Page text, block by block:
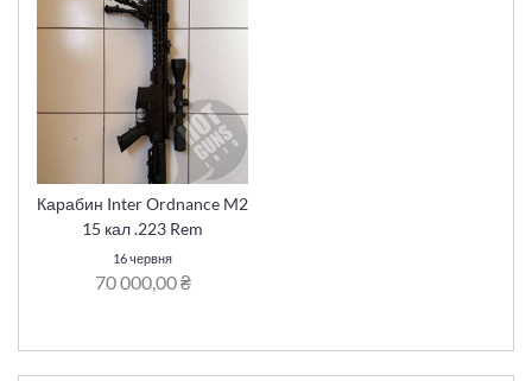
Карабин Inter Ordnance M2
15 кал .223 Rem
16 червня
70 000,00 ₴